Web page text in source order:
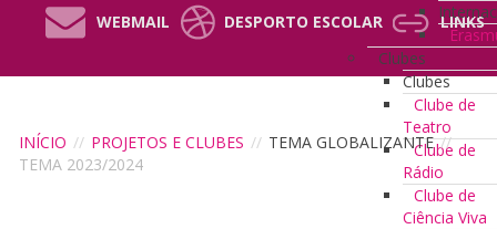
Clubes
Clubes
Clube de
Teatro
Clube de
Rádio
Clube de
Ciência Viva
WEBMAIL DESPORTO ESCOLAR LINKS
INÍCIO // PROJETOS E CLUBES // TEMA GLOBALIZANTE //
TEMA 2023/2024